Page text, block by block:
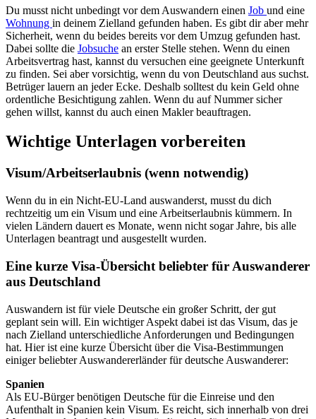
Du musst nicht unbedingt vor dem Auswandern einen Job und eine
Wohnung in deinem Zielland gefunden haben. Es gibt dir aber mehr
Sicherheit, wenn du beides bereits vor dem Umzug gefunden hast.
Dabei sollte die Jobsuche an erster Stelle stehen. Wenn du einen
Arbeitsvertrag hast, kannst du versuchen eine geeignete Unterkunft
zu finden. Sei aber vorsichtig, wenn du von Deutschland aus suchst.
Betrüger lauern an jeder Ecke. Deshalb solltest du kein Geld ohne
ordentliche Besichtigung zahlen. Wenn du auf Nummer sicher
gehen willst, kannst du auch einen Makler beauftragen.
Wichtige Unterlagen vorbereiten
Visum/Arbeitserlaubnis (wenn notwendig)
Wenn du in ein Nicht-EU-Land auswanderst, musst du dich
rechtzeitig um ein Visum und eine Arbeitserlaubnis kümmern. In
vielen Ländern dauert es Monate, wenn nicht sogar Jahre, bis alle
Unterlagen beantragt und ausgestellt wurden.
Eine kurze Visa-Übersicht beliebter für Auswanderer
aus Deutschland
Auswandern ist für viele Deutsche ein großer Schritt, der gut
geplant sein will. Ein wichtiger Aspekt dabei ist das Visum, das je
nach Zielland unterschiedliche Anforderungen und Bedingungen
hat. Hier ist eine kurze Übersicht über die Visa-Bestimmungen
einiger beliebter Auswandererländer für deutsche Auswanderer:
Spanien
Als EU-Bürger benötigen Deutsche für die Einreise und den
Aufenthalt in Spanien kein Visum. Es reicht, sich innerhalb von drei